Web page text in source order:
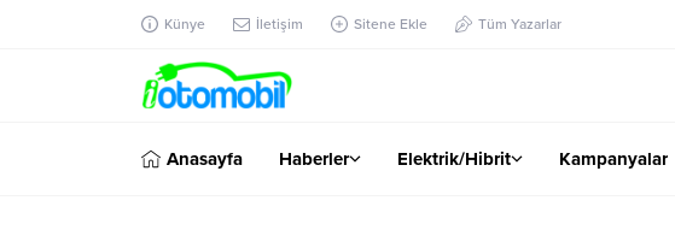
Künye İletişim Sitene Ekle Tüm Yazarlar
Anasayfa Haberler Elektrik/Hibrit Kampanyalar